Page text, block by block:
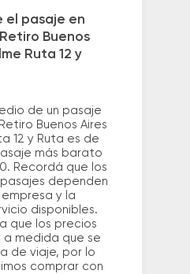
el pasaje en
Buenos
Ruta 12 y
de un pasaje
Buenos Aires
12 y Ruta es de
más barato
Recordá que los
dependen
y la
disponibles.
que los precios
a medida que se
de viaje, por lo
comprar con